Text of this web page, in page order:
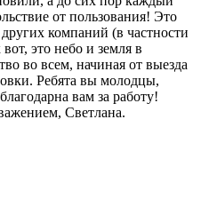
от пользования! Это
компаний (в частности
это небо и земля в
во всем, начиная от выезда
Ребята вы молодцы,
вам за работу!
Светлана.